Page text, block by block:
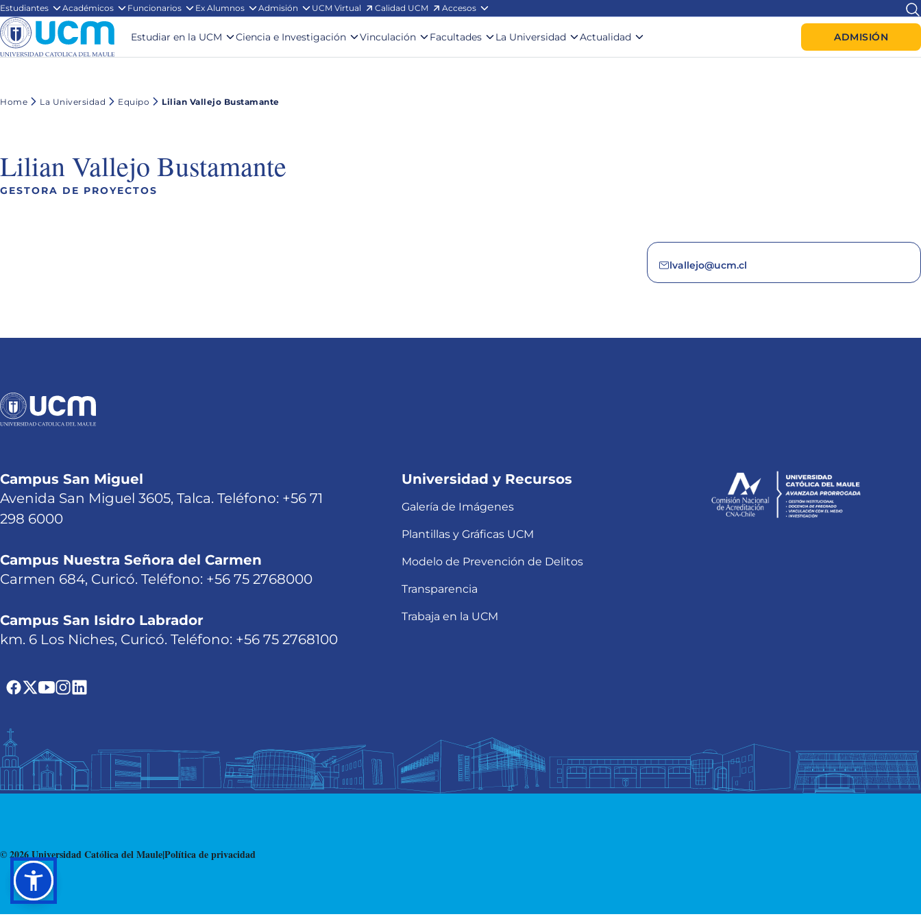
Estudiantes Académicos Funcionarios Ex Alumnos Admisión UCM Virtual Calidad UCM Accesos
Estudiar en la UCM Ciencia e Investigación Vinculación Facultades La Universidad Actualidad ADMISIÓN
Home La Universidad Equipo Lilian Vallejo Bustamante
Lilian Vallejo Bustamante
GESTORA DE PROYECTOS
lvallejo@ucm.cl
Campus San Miguel
Avenida San Miguel 3605, Talca. Teléfono: +56 71
298 6000
Campus Nuestra Señora del Carmen
Carmen 684, Curicó. Teléfono: +56 75 2768000
Campus San Isidro Labrador
km. 6 Los Niches, Curicó. Teléfono: +56 75 2768100
Universidad y Recursos
Galería de Imágenes
Plantillas y Gráficas UCM
Modelo de Prevención de Delitos
Transparencia
Trabaja en la UCM
© 2026 Universidad Católica del Maule|Política de privacidad